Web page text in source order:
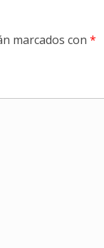
marcados con *